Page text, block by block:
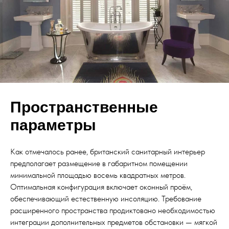
Пространственные
параметры
Как отмечалось ранее, британский санитарный интерьер
предполагает размещение в габаритном помещении
минимальной площадью восемь квадратных метров.
Оптимальная конфигурация включает оконный проём,
обеспечивающий естественную инсоляцию. Требование
расширенного пространства продиктовано необходимостью
интеграции дополнительных предметов обстановки — мягкой